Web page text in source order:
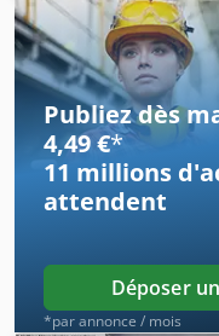
Uyuxjx Ab Eskr
Publiez dès
4,49 €*
11 millions
attendent
Déposer
*par annonce / mois